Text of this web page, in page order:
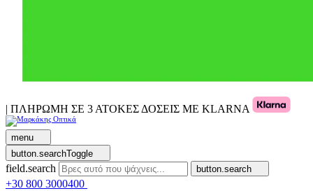
| ΠΛΗΡΩΜΗ ΣΕ 3 ΑΤΟΚΕΣ ΔΟΣΕΙΣ ΜΕ KLARNA
menu
button.searchToggle
field.search button.search
+30 800 3000400